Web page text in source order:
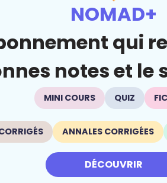
NOMAD+
qui
notes et le
MINI COURS QUIZ
ANNALES CORRIGÉES
DÉCOUVRIR